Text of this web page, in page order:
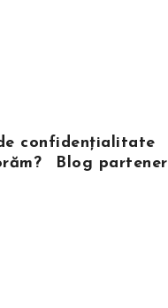
confidențialitate
Blog partener